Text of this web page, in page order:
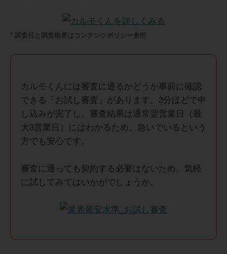
* 調査日と調査概要はコンテンツポリシー参照
カルモくんには審査に通るかどうか事前に確認
できる「お試し審査」があります。3分ほどで申
し込みが完了し、審査結果は通常翌営業日（最
大3営業日）にはわかるため、急いでいるという
方でも安心です。
審査に通っても契約する必要はないため、気軽
に試してみてはいかがでしょうか。